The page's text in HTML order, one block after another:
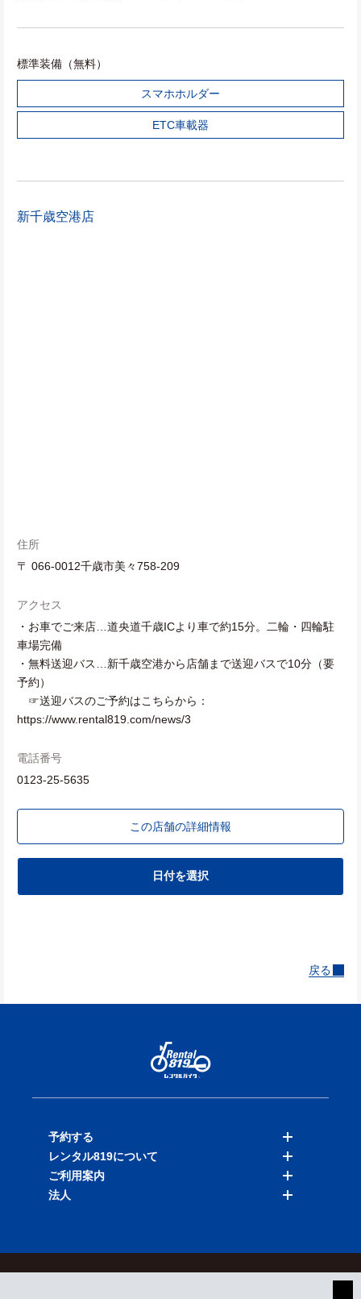
標準装備（無料）
スマホホルダー
ETC車載器
新千歳空港店
住所
〒 066-0012千歳市美々758-209
アクセス
・お車でご来店…道央道千歳ICより車で約15分。二輪・四輪駐
車場完備
・無料送迎バス…新千歳空港から店舗まで送迎バスで10分（要
予約）
☞送迎バスのご予約はこちらから：
https://www.rental819.com/news/3
電話番号
0123-25-5635
この店舗の詳細情報
日付を選択
戻る
予約する
バイクを探す
店舗を探す
レンタル819について
料金表
ご利用案内
法人